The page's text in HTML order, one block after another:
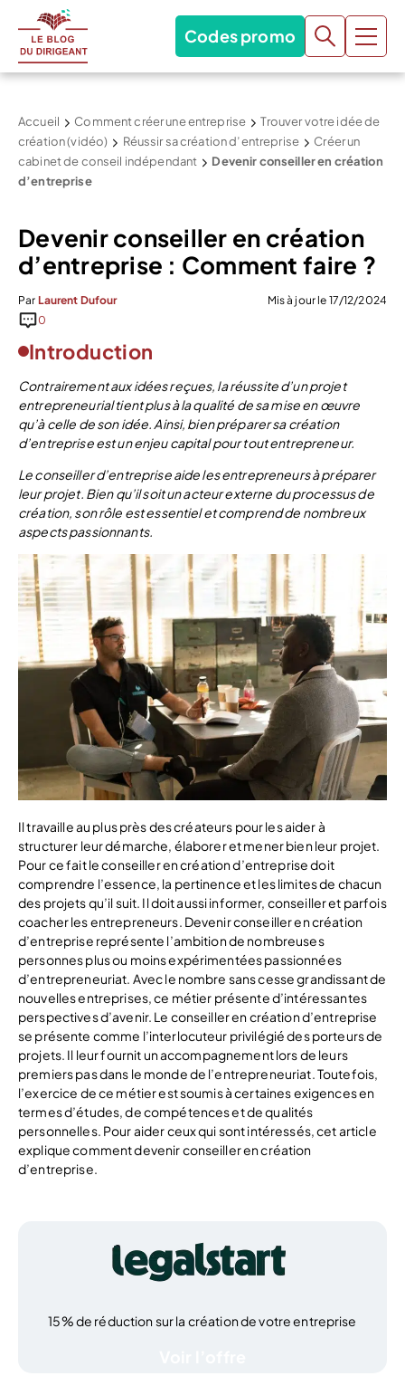
Codes promo
Accueil Comment créer une entreprise
Trouver votre idée de
création (vidéo)
Réussir sa création d’entreprise
Créer un
cabinet de conseil indépendant
Devenir conseiller en création
d’entreprise
Devenir conseiller en création
d’entreprise : Comment faire ?
Par Laurent Dufour
Mis à jour le 17/12/2024
0
Introduction
Contrairement aux idées reçues, la réussite d’un projet
entrepreneurial tient plus à la qualité de sa mise en œuvre
qu’à celle de son idée. Ainsi, bien préparer sa création
d’entreprise est un enjeu capital pour tout entrepreneur.
Le conseiller d’entreprise aide les entrepreneurs à préparer
leur projet. Bien qu’il soit un acteur externe du processus de
création, son rôle est essentiel et comprend de nombreux
aspects passionnants.
Il travaille au plus près des créateurs pour les aider à
structurer leur démarche, élaborer et mener bien leur projet.
Pour ce fait le conseiller en création d’entreprise doit
comprendre l’essence, la pertinence et les limites de chacun
des projets qu’il suit. Il doit aussi informer, conseiller et parfois
coacher les entrepreneurs. Devenir conseiller en création
d’entreprise représente l’ambition de nombreuses
personnes plus ou moins expérimentées passionnées
d’entrepreneuriat. Avec le nombre sans cesse grandissant de
nouvelles entreprises, ce métier présente d’intéressantes
perspectives d’avenir. Le conseiller en création d’entreprise
se présente comme l’interlocuteur privilégié des porteurs de
projets. Il leur fournit un accompagnement lors de leurs
premiers pas dans le monde de l’entrepreneuriat. Toutefois,
l’exercice de ce métier est soumis à certaines exigences en
termes d’études, de compétences et de qualités
personnelles. Pour aider ceux qui sont intéressés, cet article
explique comment devenir conseiller en création
d’entreprise.
15% de réduction sur la création de votre entreprise